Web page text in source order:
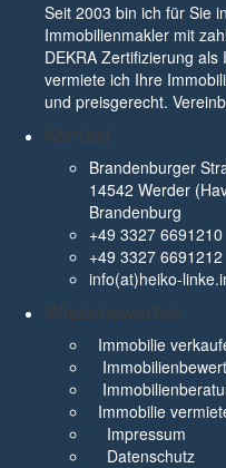
Seit 2003 bin ich für Sie
Immobilienmakler mit
DEKRA Zertifizierung
vermiete ich Ihre
und preisgerecht.
Kontakt
Brandenburger
14542 Werder
Brandenburg
+49 3327 6691210
+49 3327 6691212
info(at)heiko-
Wissenswertes
Immobilie
Immobilie
Impressum
Datenschutz